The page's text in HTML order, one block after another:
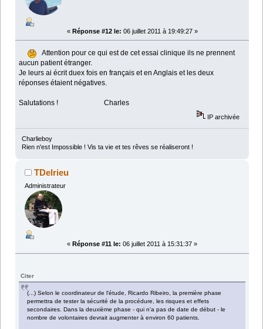
« Réponse #12 le: 06 juillet 2011 à 19:49:27 »
Attention pour ce qui est de cet essai clinique ils ne prennent
aucun patient étranger.
Je leurs ai écrit duex fois en français et en Anglais et les deux
réponses étaient négatives.
Salutations ! Charles
IP archivée
Charlieboy
Rien n'est Impossible ! Vis ta vie et tes rêves se réaliseront !
TDelrieu
Administrateur
« Réponse #11 le: 06 juillet 2011 à 15:31:37 »
Citer
(...) Selon le coordinateur de l'étude, Ricardo Ribeiro, la première phase
permettra de tester la sécurité de la procédure, les risques et effets
secondaires. Dans la deuxième phase - qui n'a pas de date de début - le
nombre de volontaires devrait augmenter à environ 60 patients.